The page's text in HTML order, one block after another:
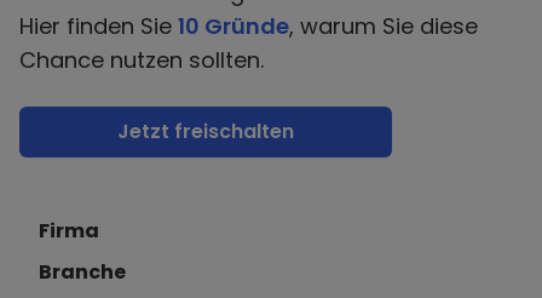
Hier finden Sie 10 Gründe, warum Sie diese
Chance nutzen sollten.
Jetzt freischalten
Firma
Branche